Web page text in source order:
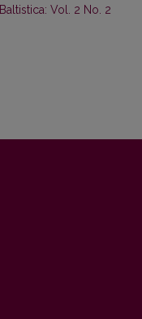
Baltistica: Vol. 2 No. 2